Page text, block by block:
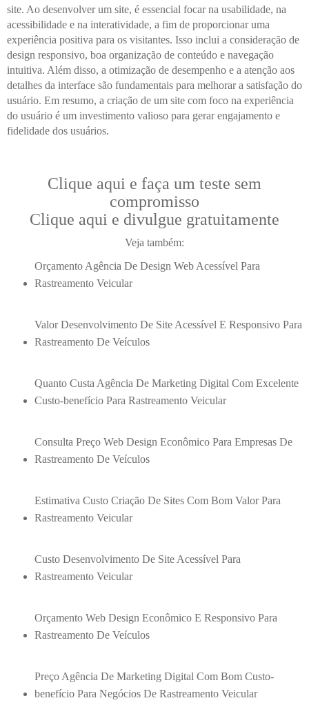
site. Ao desenvolver um site, é essencial focar na usabilidade, na
acessibilidade e na interatividade, a fim de proporcionar uma
experiência positiva para os visitantes. Isso inclui a consideração de
design responsivo, boa organização de conteúdo e navegação
intuitiva. Além disso, a otimização de desempenho e a atenção aos
detalhes da interface são fundamentais para melhorar a satisfação do
usuário. Em resumo, a criação de um site com foco na experiência
do usuário é um investimento valioso para gerar engajamento e
fidelidade dos usuários.
Clique aqui e faça um teste sem
compromisso
Clique aqui e divulgue gratuitamente
Veja também:
Orçamento Agência De Design Web Acessível Para
Rastreamento Veicular
Valor Desenvolvimento De Site Acessível E Responsivo Para
Rastreamento De Veículos
Quanto Custa Agência De Marketing Digital Com Excelente
Custo-benefício Para Rastreamento Veicular
Consulta Preço Web Design Econômico Para Empresas De
Rastreamento De Veículos
Estimativa Custo Criação De Sites Com Bom Valor Para
Rastreamento Veicular
Custo Desenvolvimento De Site Acessível Para
Rastreamento Veicular
Orçamento Web Design Econômico E Responsivo Para
Rastreamento De Veículos
Preço Agência De Marketing Digital Com Bom Custo-
benefício Para Negócios De Rastreamento Veicular